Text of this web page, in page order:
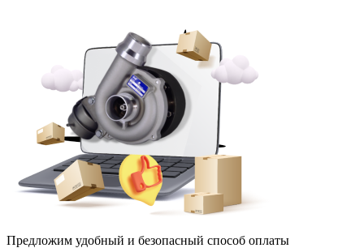
Предложим удобный и безопасный способ оплаты